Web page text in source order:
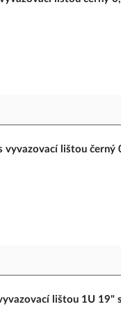
vyvazovací lištou
lištou 1U 19"